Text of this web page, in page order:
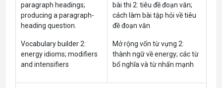
paragraph headings;
producing a paragraph-
heading question.
Vocabulary builder 2:
energy idioms; modifiers
and intensifiers
bài thi 2: tiêu đề đoạn văn;
cách làm bài tập hỏi về tiêu
đề đoạn văn
Mở rộng vốn từ vựng 2:
thành ngữ về energy; các từ
bổ nghĩa và từ nhấn mạnh